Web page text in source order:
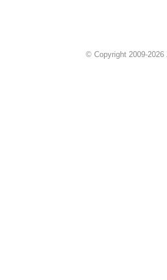
© Copyright 2009-